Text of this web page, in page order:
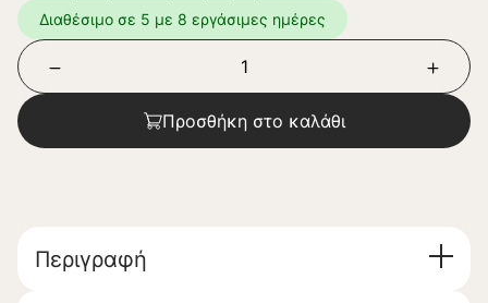
Διαθέσιμο σε 5 με 8 εργάσιμες ημέρες
Προσθήκη στο καλάθι
Περιγραφή